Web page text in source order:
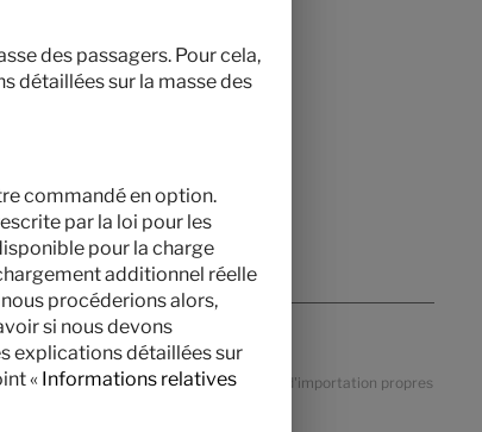
de la TVA, des taxes et des droits d'importation propres
des passagers. Pour cela,
détaillées sur la masse des
commandé en option.
par la loi pour les
pour la charge
additionnel réelle
procéderions alors,
si nous devons
explications détaillées sur
« Informations relatives